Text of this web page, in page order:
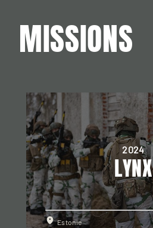
MISSIONS
2024
LYNX
Estonie